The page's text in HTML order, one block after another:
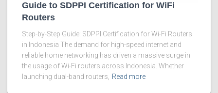
Guide to SDPPI Certification for WiFi
Routers
Step-by-Step Guide: SDPPI Certification for Wi-Fi Routers
in Indonesia The demand for high-speed internet and
reliable home networking has driven a massive surge in
the usage of Wi-Fi routers across Indonesia. Whether
launching dual-band routers, Read more